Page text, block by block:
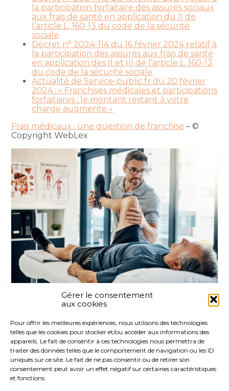
Gérer le consentement
aux cookies
Pour offrir les meilleures expériences, nous utilisons des technologies
telles que les cookies pour stocker et/ou accéder aux informations des
appareils. Le fait de consentir à ces technologies nous permettra de
traiter des données telles que le comportement de navigation ou les ID
uniques sur ce site. Le fait de ne pas consentir ou de retirer son
consentement peut avoir un effet négatif sur certaines caractéristiques
et fonctions.
la participation forfaitaire des assurés sociaux
aux frais de santé en application du II de
l’article L. 160-13 du code de la sécurité
sociale
Décret n° 2024-114 du 16 février 2024 relatif à
la participation des assurés aux frais de santé
en application des II et III de l’article L. 160-13
du code de la sécurité sociale
Actualité de Service-public.fr du 20 février
2024 : « Franchises médicales et participations
forfaitaires : le montant restant à votre
charge augmente »
Frais médicaux : une question de franchise – ©
Copyright WebLex
FaceBook
TwitterLinkedIn